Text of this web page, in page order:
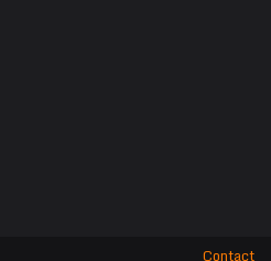
Contact